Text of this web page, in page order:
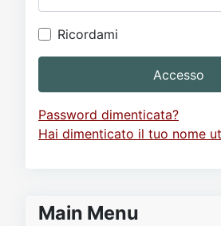
Ricordami
Accesso
Password dimenticata?
Hai dimenticato il tuo nome
Main Menu